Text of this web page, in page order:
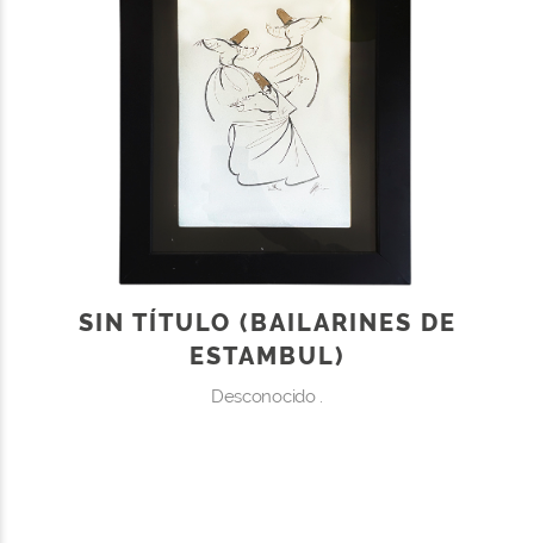
SIN TÍTULO (BAILARINES DE
ESTAMBUL)
Desconocido .